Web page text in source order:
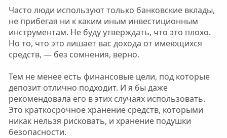
Часто люди используют только банковские вклады,
не прибегая ни к каким иным инвестиционным
инструментам. Не буду утверждать, что это плохо.
Но то, что это лишает вас дохода от имеющихся
средств, — без сомнения, верно.
Тем не менее есть финансовые цели, под которые
депозит отлично подходит. И я бы даже
рекомендовала его в этих случаях использовать.
Это краткосрочное хранение средств, которыми
никак нельзя рисковать, и хранение подушки
безопасности.